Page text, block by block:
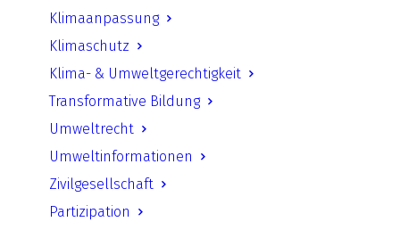
Klimaanpassung
Klimaschutz
Klima- & Umweltgerechtigkeit
Transformative Bildung
Umweltrecht
Umweltinformationen
Zivilgesellschaft
Partizipation
UfU.de | Unabhängiges Institut für Umweltfragen
Standort Berlin­ Greifswalder Straße 4, 10405 Berlin Telefon: